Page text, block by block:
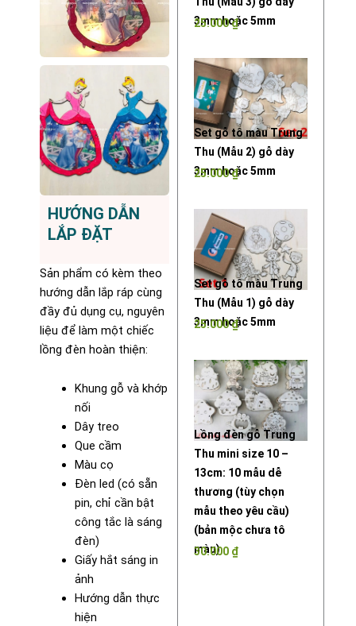
HƯỚNG DẪN
LẮP ĐẶT
Sản phẩm có kèm theo
hướng dẫn lắp ráp cùng
đầy đủ dụng cụ, nguyên
liệu để làm một chiếc
lồng đèn hoàn thiện:
Khung gỗ và khớp
nối
Dây treo
Que cầm
Màu cọ
Đèn led (có sẵn
pin, chỉ cần bật
công tắc là sáng
đèn)
Giấy hắt sáng in
ảnh
Hướng dẫn thực
hiện
3mm hoặc 5mm
25.000₫
Set gỗ tô màu Trung
Thu (Mẫu 2) gỗ dày
3mm hoặc 5mm
25.000₫
Set gỗ tô màu Trung
Thu (Mẫu 1) gỗ dày
3mm hoặc 5mm
25.000₫
Lồng đèn gỗ Trung
Thu mini size 10 –
13cm: 10 mẫu dễ
thương (tùy chọn
mẫu theo yêu cầu)
(bản mộc chưa tô
màu)
30.000 ₫